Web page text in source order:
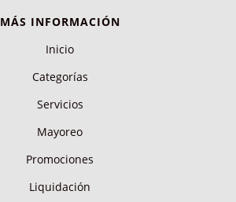
MÁS INFORMACIÓN
Inicio
Categorías
Servicios
Mayoreo
Promociones
Liquidación